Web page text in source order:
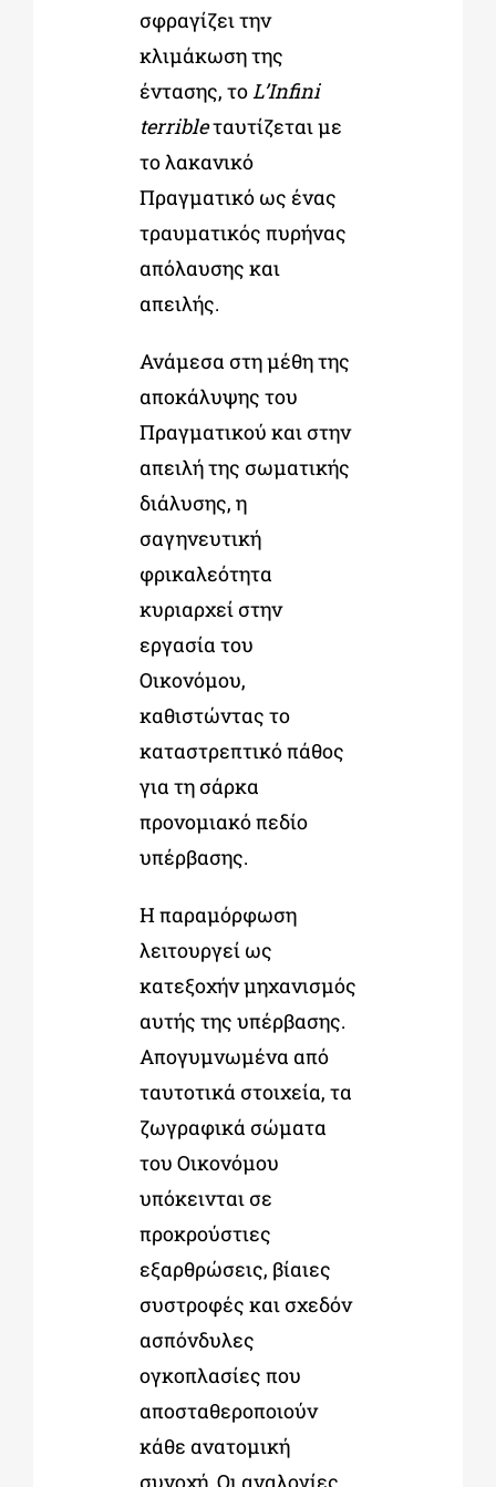
σφραγίζει την
κλιμάκωση της
έντασης, τοL’Infini
terribleταυτίζεται με
το λακανικό
Πραγματικό ως ένας
τραυματικός πυρήνας
απόλαυσης και
απειλής.
Ανάμεσα στη μέθη της
αποκάλυψης του
Πραγματικού και στην
απειλή της σωματικής
διάλυσης, η
σαγηνευτική
φρικαλεότητα
κυριαρχεί στην
εργασία του
Οικονόμου,
καθιστώντας το
καταστρεπτικό πάθος
για τη σάρκα
προνομιακό πεδίο
υπέρβασης.
Η παραμόρφωση
λειτουργεί ως
κατεξοχήν μηχανισμός
αυτής της υπέρβασης.
Απογυμνωμένα από
ταυτοτικά στοιχεία, τα
ζωγραφικά σώματα
του Οικονόμου
υπόκεινται σε
προκρούστιες
εξαρθρώσεις, βίαιες
συστροφές και σχεδόν
ασπόνδυλες
ογκοπλασίες που
αποσταθεροποιούν
κάθε ανατομική
συνοχή. Οι αναλογίες